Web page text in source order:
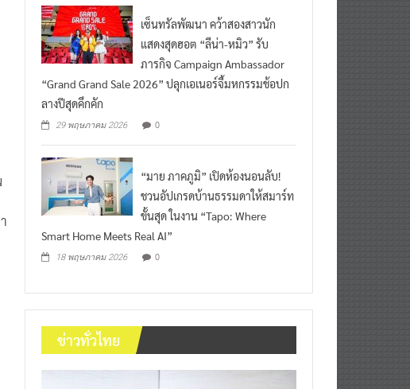
แสดงสุดฮอต “ลีน่า-หมิว” รับ
ภารกิจ Campaign Ambassador
“Grand Grand Sale 2026” ปลุกเอเนอร์จี้มหกรรมช้อปก
ลางปีสุดคึกคัก
29 พฤษภาคม 2026
ชวนอัปเกรดบ้านธรรมดาให้สมาร์ท
ขั้นสุด ในงาน “Tapo: Where
Smart Home Meets Real AI”
ข่าวทั่วไทย